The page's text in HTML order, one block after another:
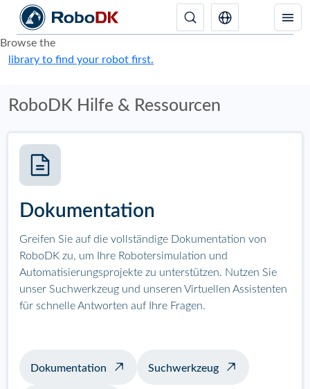
Browse the
library to find your robot first.
RoboDK Hilfe & Ressourcen
Dokumentation
Greifen Sie auf die vollständige Dokumentation von
RoboDK zu, um Ihre Robotersimulation und
Automatisierungsprojekte zu unterstützen. Nutzen Sie
unser Suchwerkzeug und unseren Virtuellen Assistenten
für schnelle Antworten auf Ihre Fragen.
Dokumentation Suchwerkzeug